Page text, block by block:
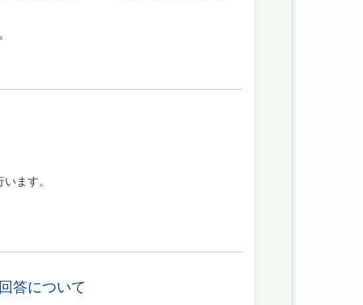
ます。
答について